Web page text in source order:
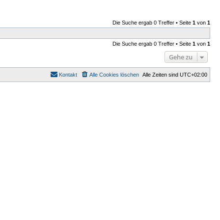
Die Suche ergab 0 Treffer • Seite 1 von 1
Die Suche ergab 0 Treffer • Seite 1 von 1
Gehe zu
Alle Zeiten sind UTC+02:00
Alle Cookies löschen
Kontakt